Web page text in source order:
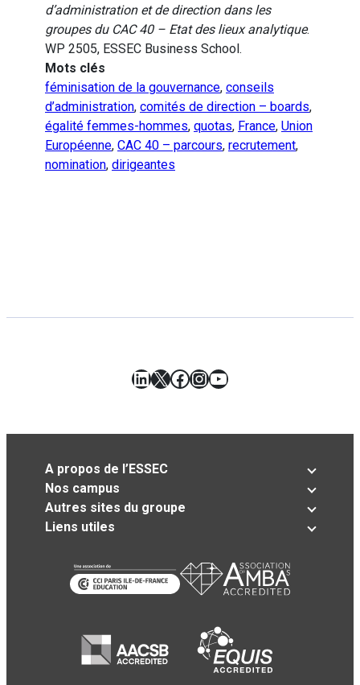
d’administration et de direction dans les
groupes du CAC 40 – Etat des lieux analytique.
WP 2505, ESSEC Business School.
Mots clés
féminisation de la gouvernance, conseils
d’administration, comités de direction – boards,
égalité femmes-hommes, quotas, France, Union
Européenne, CAC 40 – parcours, recrutement,
nomination, dirigeantes
LinkedIn
X Facebook
Instagram
YouTube
A propos de l’ESSEC
Nos campus
Autres sites du groupe
Liens utiles